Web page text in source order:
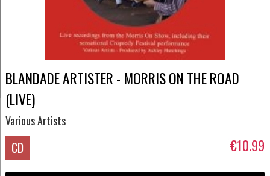
BLANDADE ARTISTER - MORRIS ON THE ROAD
(LIVE)
Various Artists
CD €10.99